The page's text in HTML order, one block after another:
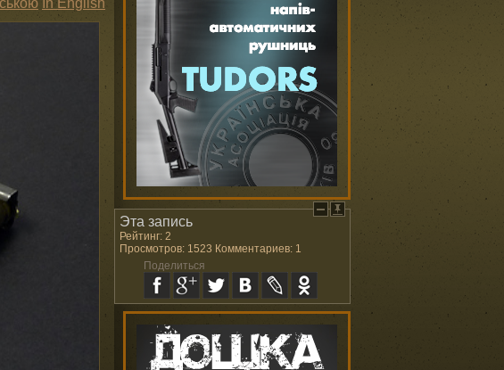
In English
Эта запись
Рейтинг: 2
Просмотров: 1523 Комментариев: 1
Поделиться